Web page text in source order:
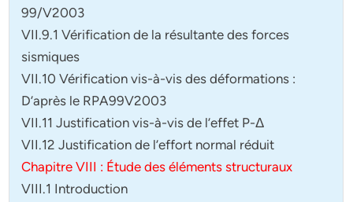
99/V2003
VII.9.1 Vérification de la résultante des forces
sismiques
VII.10 Vérification vis-à-vis des déformations :
D’après le RPA99V2003
VII.11 Justification vis-à-vis de l’effet P-Δ
VII.12 Justification de l’effort normal réduit
Chapitre VIII : Étude des éléments structuraux
VIII.1 Introduction